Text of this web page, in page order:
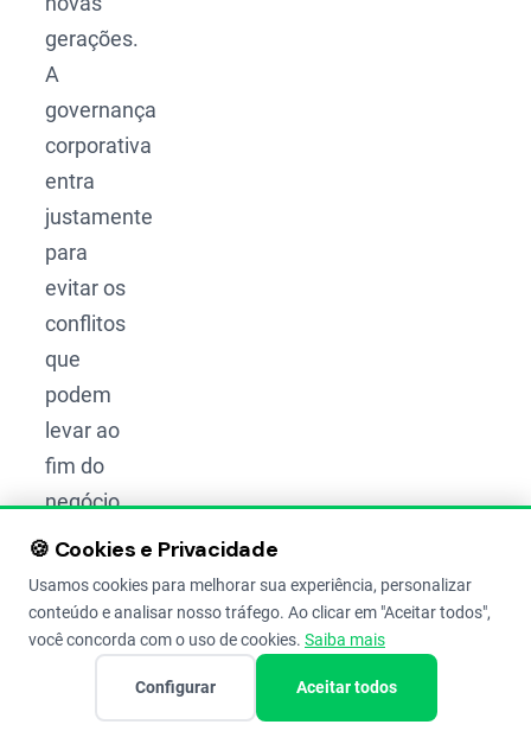
gerações.
A
governança
corporativa
entra
justamente
para
evitar os
conflitos
que
podem
levar ao
fim do
negócio,
garantindo
fazenda
continue
prosperando.
🍪 Cookies e Privacidade
Usamos cookies para melhorar sua experiência, personalizar
conteúdo e analisar nosso tráfego. Ao clicar em "Aceitar todos",
você concorda com o uso de cookies. Saiba mais
Configurar Aceitar todos